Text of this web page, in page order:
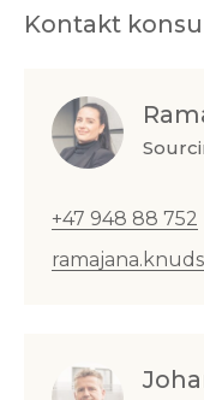
Kontakt
+47 948 88 752